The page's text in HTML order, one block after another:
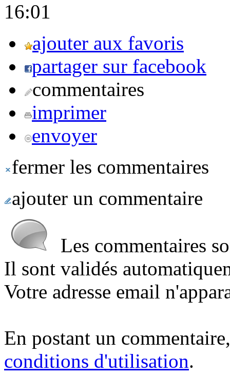
16:01
ajouter aux favoris
partager sur facebook
commentaires
imprimer
envoyer
fermer les commentaires
ajouter un commentaire
Les commentaires
Il sont validés
Votre adresse email
En postant un
conditions d'utilisation.